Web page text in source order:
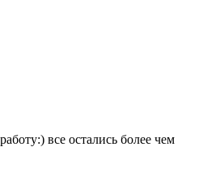
все остались более чем